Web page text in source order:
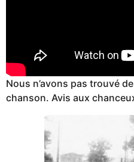
Nous n’avons pas trouvé
chanson. Avis aux